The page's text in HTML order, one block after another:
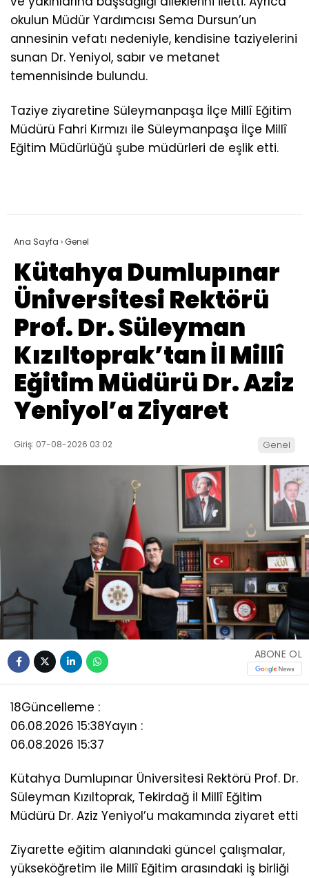
okulun Müdür Yardımcısı Sema Dursun’un
annesinin vefatı nedeniyle, kendisine taziyelerini
sunan Dr. Yeniyol, sabır ve metanet
temennisinde bulundu.
Taziye ziyaretine Süleymanpaşa İlçe Millî Eğitim
Müdürü Fahri Kırmızı ile Süleymanpaşa İlçe Millî
Eğitim Müdürlüğü şube müdürleri de eşlik etti.
Ana Sayfa ›Genel
Kütahya Dumlupınar
Üniversitesi Rektörü
Prof. Dr. Süleyman
Kızıltoprak’tan İl Millî
Eğitim Müdürü Dr. Aziz
Yeniyol’a Ziyaret
Giriş: 07-08-2026 03:02 Genel
ABONE OL
18Güncelleme :
06.08.2026 15:38Yayın :
06.08.2026 15:37
Kütahya Dumlupınar Üniversitesi Rektörü Prof. Dr.
Süleyman Kızıltoprak, Tekirdağ İl Millî Eğitim
Müdürü Dr. Aziz Yeniyol’u makamında ziyaret etti
Ziyarette eğitim alanındaki güncel çalışmalar,
yükseköğretim ile Millî Eğitim arasındaki iş birliği